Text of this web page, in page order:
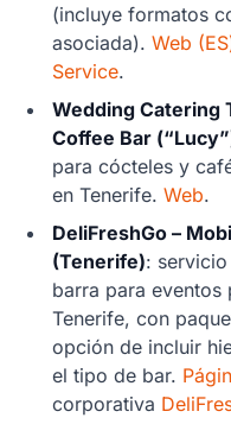
(incluye formatos
asociada). Web
Service.
Wedding Catering
Coffee Bar
para cócteles y
en Tenerife. Web.
DeliFreshGo –
(Tenerife):
barra para
Tenerife, con
opción de incluir
el tipo de bar.
corporativa